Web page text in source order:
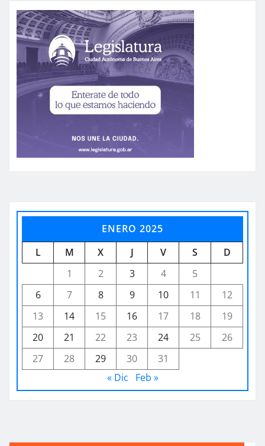
ENERO 2025
L
M X J V S
D
1
2 3 4
5
6
7 8 9 10 11
12
13
14 15 16 17 18
19
20
21 22 23 24 25
26
27
28 29 30
31
« Dic
Feb »